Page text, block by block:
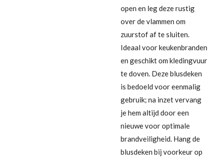
open en leg deze rustig
over de vlammen om
zuurstof af te sluiten.
Ideaal voor keukenbranden
en geschikt om kledingvuur
te doven. Deze blusdeken
is bedoeld voor eenmalig
gebruik; na inzet vervang
je hem altijd door een
nieuwe voor optimale
brandveiligheid. Hang de
blusdeken bij voorkeur op